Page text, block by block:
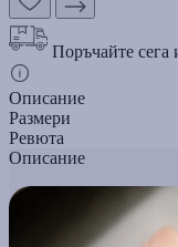
Поръчайте сега
Описание
Размери
Ревюта
Описание